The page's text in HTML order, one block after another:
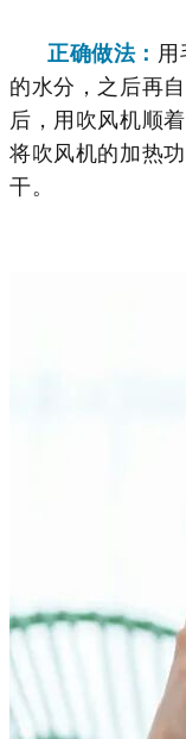
正确做法： 用
的水分，之后再
后，用吹风机顺
将吹风机的加热
干。